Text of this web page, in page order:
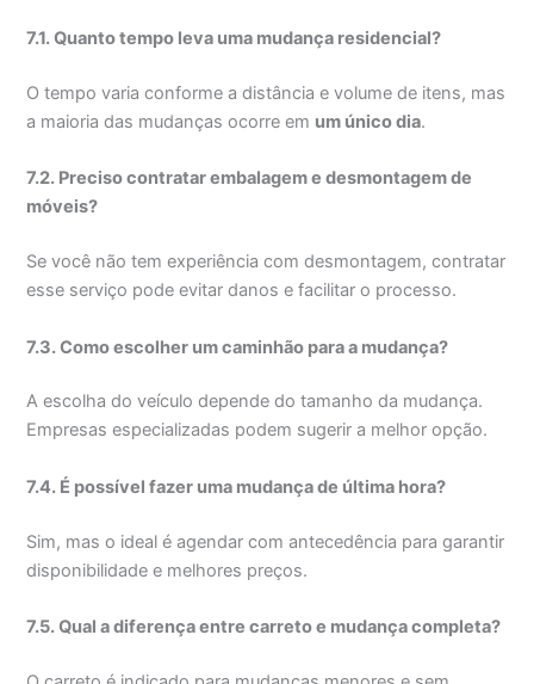
7.1. Quanto tempo leva uma mudança residencial?
O tempo varia conforme a distância e volume de itens, mas
a maioria das mudanças ocorre em um único dia.
7.2. Preciso contratar embalagem e desmontagem de
móveis?
Se você não tem experiência com desmontagem, contratar
esse serviço pode evitar danos e facilitar o processo.
7.3. Como escolher um caminhão para a mudança?
A escolha do veículo depende do tamanho da mudança.
Empresas especializadas podem sugerir a melhor opção.
7.4. É possível fazer uma mudança de última hora?
Sim, mas o ideal é agendar com antecedência para garantir
disponibilidade e melhores preços.
7.5. Qual a diferença entre carreto e mudança completa?